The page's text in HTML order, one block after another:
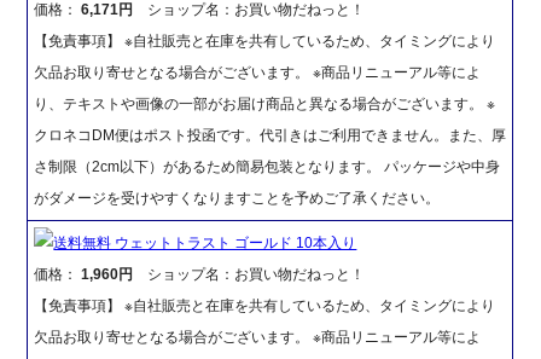
価格：6,171円
ショップ名：お買い物だねっと！
【免責事項】 ※自社販売と在庫を共有しているため、タイミングにより
欠品お取り寄せとなる場合がございます。 ※商品リニューアル等によ
り、テキストや画像の一部がお届け商品と異なる場合がございます。 ※
クロネコDM便はポスト投函です。代引きはご利用できません。また、厚
さ制限（2cm以下）があるため簡易包装となります。 パッケージや中身
がダメージを受けやすくなりますことを予めご了承ください。
送料無料 ウェットトラスト ゴールド 10本入り
価格：1,960円
ショップ名：お買い物だねっと！
【免責事項】 ※自社販売と在庫を共有しているため、タイミングにより
欠品お取り寄せとなる場合がございます。 ※商品リニューアル等によ